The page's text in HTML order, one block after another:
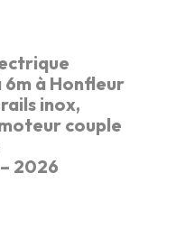
6m à Honfleur
inox,
couple
2026